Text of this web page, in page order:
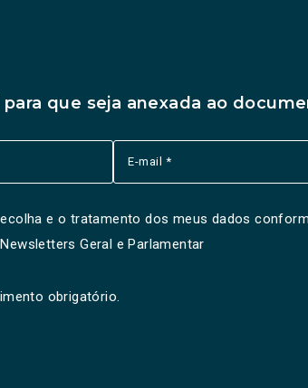
que seja anexada ao
e o tratamento dos meus dados
Geral e Parlamentar
obrigatório.